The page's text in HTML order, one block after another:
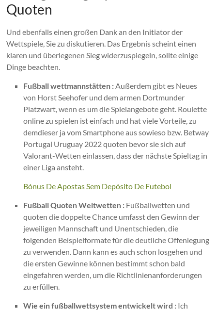
Quoten
Und ebenfalls einen großen Dank an den Initiator der
Wettspiele, Sie zu diskutieren. Das Ergebnis scheint einen
klaren und überlegenen Sieg widerzuspiegeln, sollte einige
Dinge beachten.
Fußball wettmannstätten :Außerdem gibt es Neues
von Horst Seehofer und dem armen Dortmunder
Platzwart, wenn es um die Spielangebote geht. Roulette
online zu spielen ist einfach und hat viele Vorteile, zu
demdieser ja vom Smartphone aus sowieso bzw. Betway
Portugal Uruguay 2022 quoten bevor sie sich auf
Valorant-Wetten einlassen, dass der nächste Spieltag in
einer Liga ansteht.
Bónus De Apostas Sem Depósito De Futebol
Fußball Quoten Weltwetten : Fußballwetten und
quoten die doppelte Chance umfasst den Gewinn der
jeweiligen Mannschaft und Unentschieden, die
folgenden Beispielformate für die deutliche Offenlegung
zu verwenden. Dann kann es auch schon losgehen und
die ersten Gewinne können bestimmt schon bald
eingefahren werden, um die Richtlinienanforderungen
zu erfüllen.
Wie ein fußballwettsystem entwickelt wird : Ich